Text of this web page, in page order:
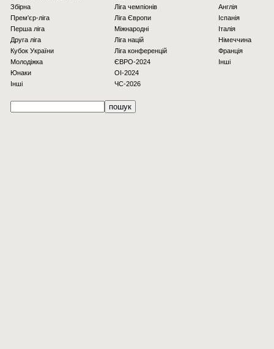
Збірна
Прем'єр-ліга
Перша ліга
Друга ліга
Кубок України
Молодіжка
Юнаки
Інші
Ліга чемпіонів
Ліга Європи
Міжнародні
Ліга націй
Ліга конференцій
ЄВРО-2024
OI-2024
ЧС-2026
Англія
Іспанія
Італія
Німеччина
Франція
Інші